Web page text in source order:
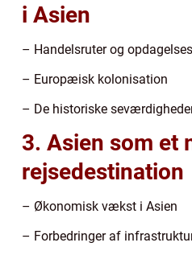
i Asien
– Handelsruter og
– Europæisk kolonisation
– De historiske
3. Asien som et
rejsedestination
– Økonomisk vækst i Asien
– Forbedringer af